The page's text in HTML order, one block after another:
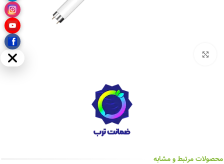
محصولات مرتبط و مشابه